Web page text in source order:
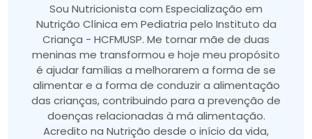
Sou Nutricionista com Especialização em
Nutrição Clínica em Pediatria pelo Instituto da
Criança - HCFMUSP. Me tornar mãe de duas
meninas me transformou e hoje meu propósito
é ajudar famílias a melhorarem a forma de se
alimentar e a forma de conduzir a alimentação
das crianças, contribuindo para a prevenção de
doenças relacionadas à má alimentação.
Acredito na Nutrição desde o início da vida,